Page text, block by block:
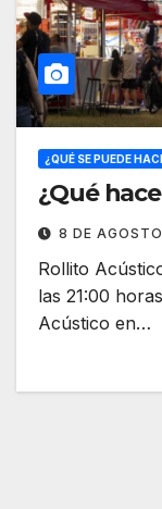
¿QUÉ SE PUEDE
¿Qué
8 DE
Rollito
las 21:00
Acústico en…